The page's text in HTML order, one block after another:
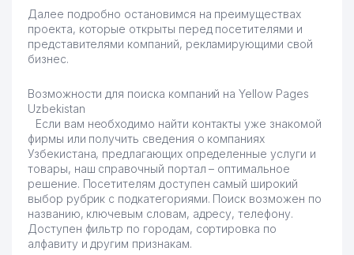
Далее подробно остановимся на преимуществах
проекта, которые открыты перед посетителями и
представителями компаний, рекламирующими свой
бизнес.
Возможности для поиска компаний на Yellow Pages
Uzbekistan
Если вам необходимо найти контакты уже знакомой
фирмы или получить сведения о компаниях
Узбекистана, предлагающих определенные услуги и
товары, наш справочный портал – оптимальное
решение. Посетителям доступен самый широкий
выбор рубрик с подкатегориями. Поиск возможен по
названию, ключевым словам, адресу, телефону.
Доступен фильтр по городам, сортировка по
алфавиту и другим признакам.